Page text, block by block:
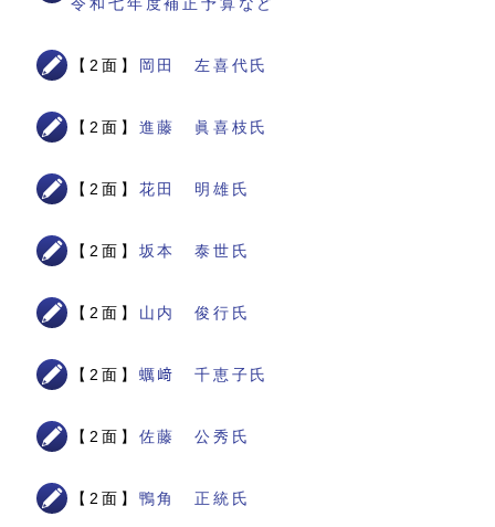
【2面】 岡田 左喜代氏
【2面】 進藤 眞喜枝氏
【2面】 花田 明雄氏
【2面】 坂本 泰世氏
【2面】 山内 俊行氏
【2面】 蠣﨑 千恵子氏
【2面】 佐藤 公秀氏
【2面】 鴨角 正統氏